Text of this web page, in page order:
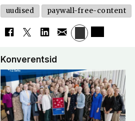
uudised paywall-free-content
Konverentsid